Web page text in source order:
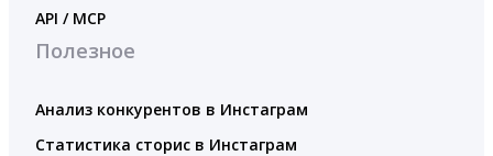
API / MCP
Полезное
Анализ конкурентов в Инстаграм
Статистика сторис в Инстаграм